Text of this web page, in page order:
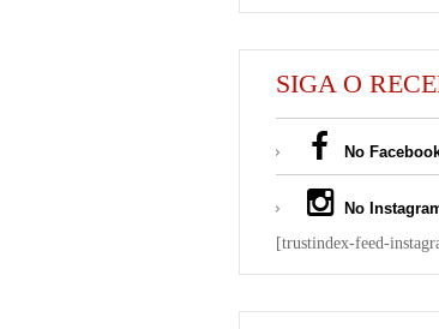
SIGA O
No
No
[trustindex-feed-